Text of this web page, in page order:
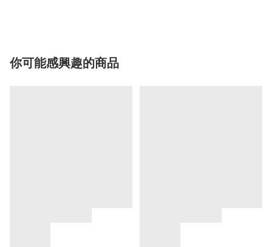
你可能感興趣的商品